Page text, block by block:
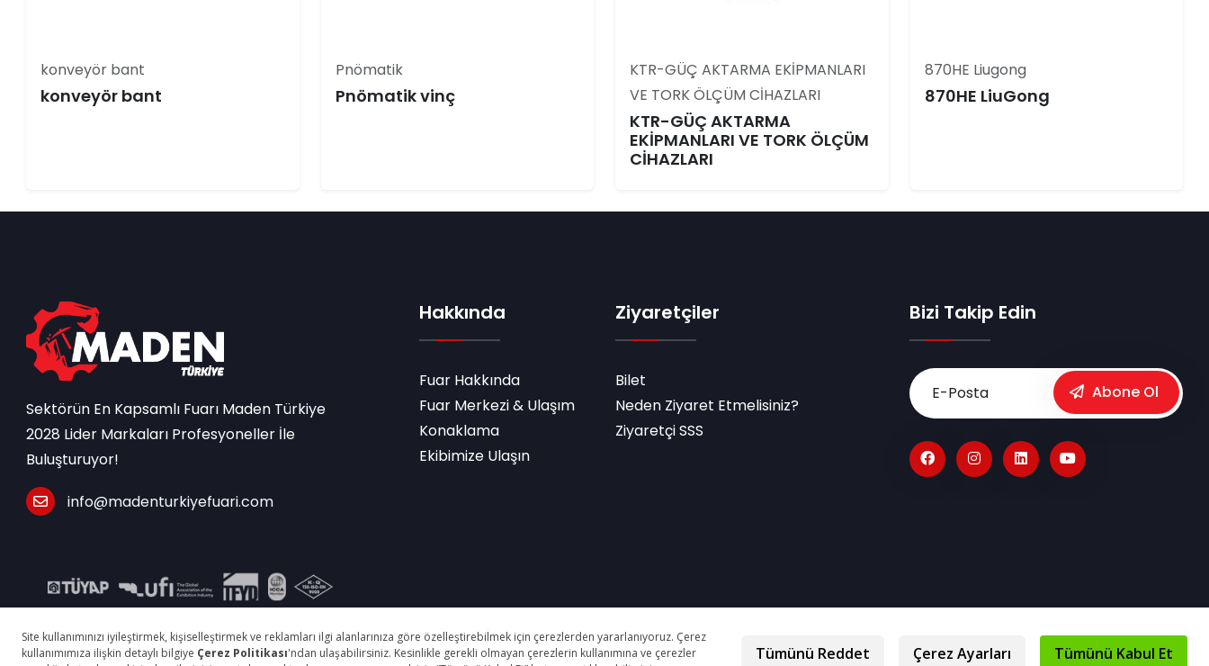
konveyör bant
konveyör bant
Pnömatik
Pnömatik vinç
KTR-GÜÇ AKTARMA EKİPMANLARI
VE TORK ÖLÇÜM CİHAZLARI
KTR-GÜÇ AKTARMA
EKİPMANLARI VE TORK ÖLÇÜM
CİHAZLARI
870HE Liugong
870HE LiuGong
Sektörün En Kapsamlı Fuarı Maden Türkiye
2028 Lider Markaları Profesyoneller İle
Buluşturuyor!
info@madenturkiyefuari.com
Hakkında
Fuar Hakkında
Fuar Merkezi & Ulaşım
Konaklama
Ekibimize Ulaşın
Ziyaretçiler
Bilet
Neden Ziyaret Etmelisiniz?
Ziyaretçi SSS
Bizi Takip Edin
Abone Ol